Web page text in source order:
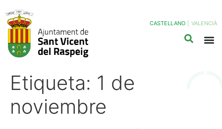
CASTELLANO VALENCIÀ
Etiqueta: 1 de
noviembre